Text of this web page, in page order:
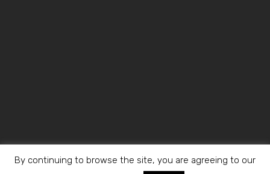
By continuing to browse the site, you are agreeing to our